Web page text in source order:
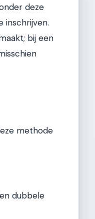
deze
inschrijven.
bij een
methode
dubbele